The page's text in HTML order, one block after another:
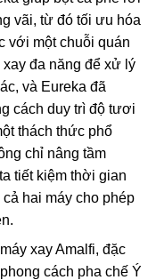
vãi, từ đó tối ưu hóa
với một chuỗi quán
đa năng để xử lý
và Eureka đã
cách duy trì độ tươi
thách thức phổ
chỉ nâng tầm
tiết kiệm thời gian
hai máy cho phép
xay Amalfi, đặc
cách pha chế Ý